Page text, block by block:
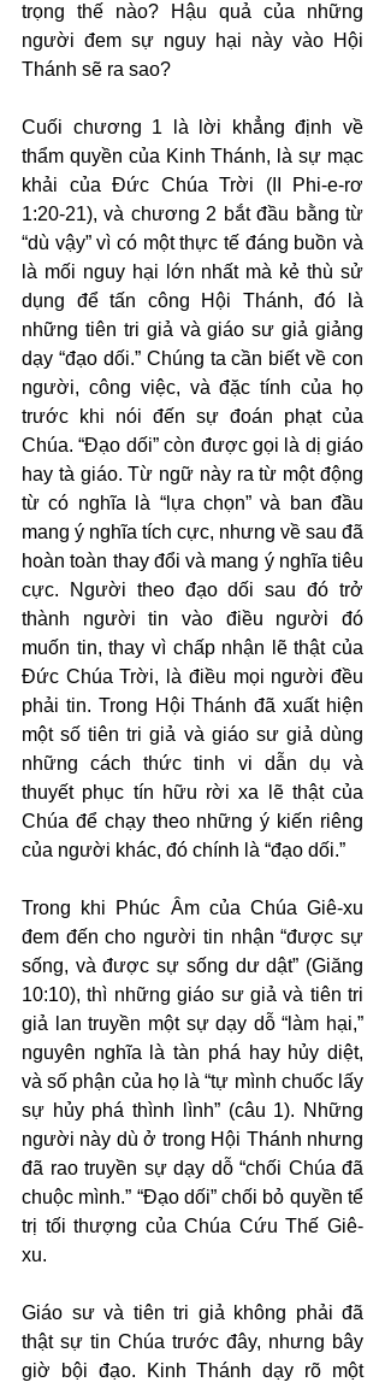
trọng thế nào? Hậu quả của những
người đem sự nguy hại này vào Hội
Thánh sẽ ra sao?
Cuối chương 1 là lời khẳng định về
thẩm quyền của Kinh Thánh, là sự mạc
khải của Đức Chúa Trời (II Phi-e-rơ
1:20-21), và chương 2 bắt đầu bằng từ
“dù vậy” vì có một thực tế đáng buồn và
là mối nguy hại lớn nhất mà kẻ thù sử
dụng để tấn công Hội Thánh, đó là
những tiên tri giả và giáo sư giả giảng
dạy “đạo dối.” Chúng ta cần biết về con
người, công việc, và đặc tính của họ
trước khi nói đến sự đoán phạt của
Chúa. “Đạo dối” còn được gọi là dị giáo
hay tà giáo. Từ ngữ này ra từ một động
từ có nghĩa là “lựa chọn” và ban đầu
mang ý nghĩa tích cực, nhưng về sau đã
hoàn toàn thay đổi và mang ý nghĩa tiêu
cực. Người theo đạo dối sau đó trở
thành người tin vào điều người đó
muốn tin, thay vì chấp nhận lẽ thật của
Đức Chúa Trời, là điều mọi người đều
phải tin. Trong Hội Thánh đã xuất hiện
một số tiên tri giả và giáo sư giả dùng
những cách thức tinh vi dẫn dụ và
thuyết phục tín hữu rời xa lẽ thật của
Chúa để chạy theo những ý kiến riêng
của người khác, đó chính là “đạo dối.”
Trong khi Phúc Âm của Chúa Giê-xu
đem đến cho người tin nhận “được sự
sống, và được sự sống dư dật” (Giăng
10:10), thì những giáo sư giả và tiên tri
giả lan truyền một sự dạy dỗ “làm hại,”
nguyên nghĩa là tàn phá hay hủy diệt,
và số phận của họ là “tự mình chuốc lấy
sự hủy phá thình lình” (câu 1). Những
người này dù ở trong Hội Thánh nhưng
đã rao truyền sự dạy dỗ “chối Chúa đã
chuộc mình.” “Đạo dối” chối bỏ quyền tể
trị tối thượng của Chúa Cứu Thế Giê-
xu.
Giáo sư và tiên tri giả không phải đã
thật sự tin Chúa trước đây, nhưng bây
giờ bội đạo. Kinh Thánh dạy rõ một